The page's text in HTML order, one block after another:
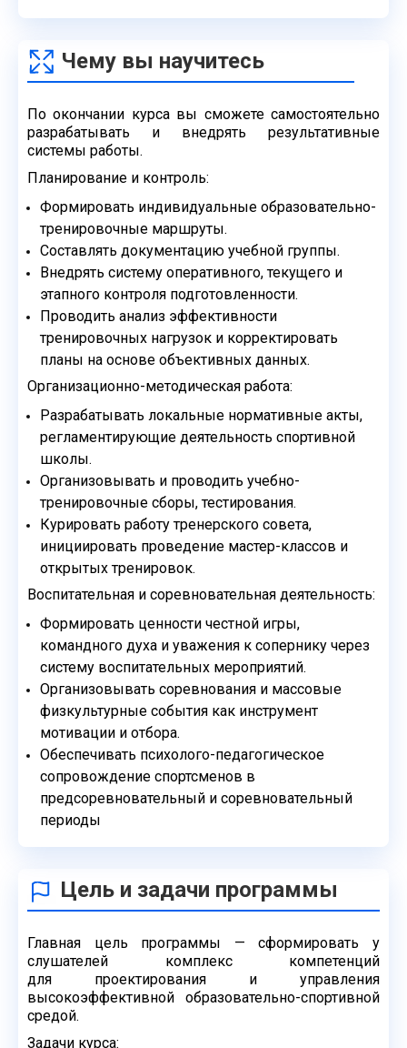
Чему вы научитесь
По окончании курса вы сможете самостоятельно
разрабатывать и внедрять результативные
системы работы.
Планирование и контроль:
Формировать индивидуальные образовательно-
тренировочные маршруты.
Составлять документацию учебной группы.
Внедрять систему оперативного, текущего и
этапного контроля подготовленности.
Проводить анализ эффективности
тренировочных нагрузок и корректировать
планы на основе объективных данных.
Организационно-методическая работа:
Разрабатывать локальные нормативные акты,
регламентирующие деятельность спортивной
школы.
Организовывать и проводить учебно-
тренировочные сборы, тестирования.
Курировать работу тренерского совета,
инициировать проведение мастер-классов и
открытых тренировок.
Воспитательная и соревновательная деятельность:
Формировать ценности честной игры,
командного духа и уважения к сопернику через
систему воспитательных мероприятий.
Организовывать соревнования и массовые
физкультурные события как инструмент
мотивации и отбора.
Обеспечивать психолого-педагогическое
сопровождение спортсменов в
предсоревновательный и соревновательный
периоды
Цель и задачи программы
Главная цель программы — сформировать у
слушателей комплекс компетенций
для проектирования и управления
высокоэффективной образовательно-спортивной
средой.
Задачи курса: